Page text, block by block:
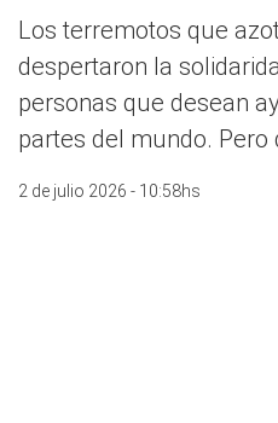
Los terremotos que
despertaron la
personas que desean
partes del mundo. Pero
2 de julio 2026 - 10:58hs